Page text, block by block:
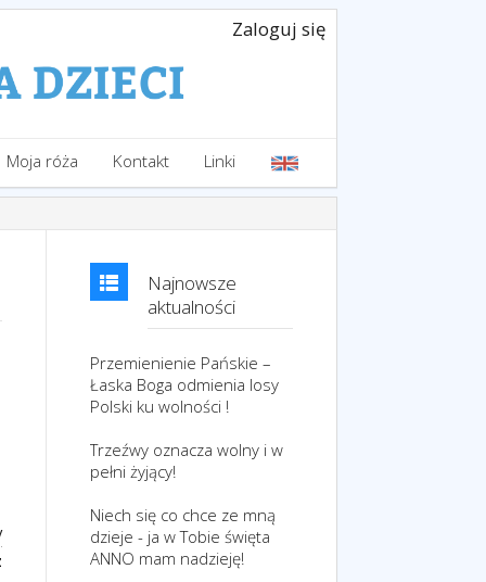
Zaloguj się
Moja róża Kontakt Linki
Najnowsze
aktualności
Przemienienie Pańskie –
Łaska Boga odmienia losy
Polski ku wolności !
Trzeźwy oznacza wolny i w
pełni żyjący!
Niech się co chce ze mną
dzieje - ja w Tobie święta
ANNO mam nadzieję!